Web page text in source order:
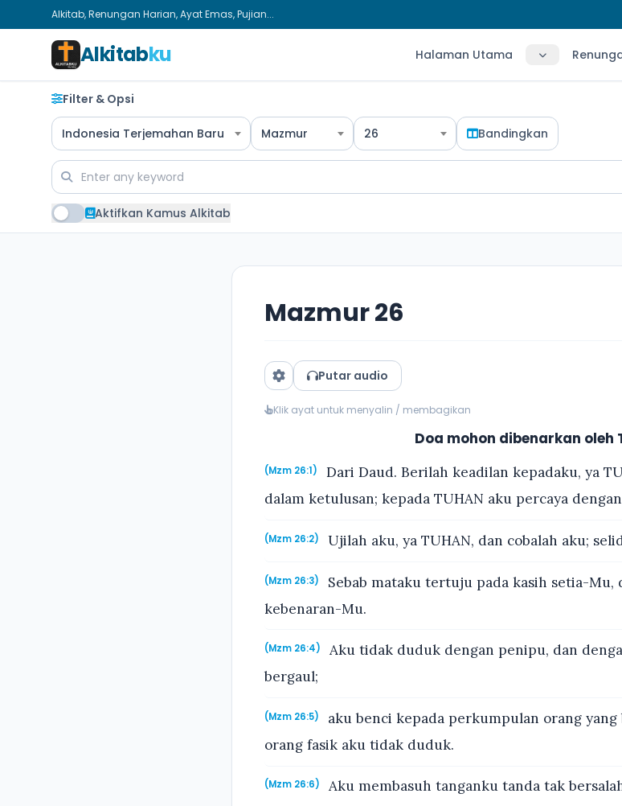
Alkitab, Renungan Harian, Ayat Emas, Pujian...
Alkitabku Halaman Utama
Filter & Opsi
Indonesia Terjemahan Baru Mazmur 26 Bandingkan
Aktifkan Kamus Alkitab
Mazmur 26
Putar audio
Klik ayat untuk menyalin / membagikan
Doa mohon dibenarkan oleh
(Mzm 26:1)
Dari Daud. Berilah keadilan kepadaku, ya
dalam ketulusan; kepada TUHAN aku percaya
(Mzm 26:2) Ujilah aku, ya TUHAN, dan cobalah aku;
(Mzm 26:3)
Sebab mataku tertuju pada kasih setia-Mu,
kebenaran-Mu.
(Mzm 26:4)
Aku tidak duduk dengan penipu, dan
bergaul;
(Mzm 26:5)
aku benci kepada perkumpulan orang
orang fasik aku tidak duduk.
(Mzm 26:6)
Aku membasuh tanganku tanda tak